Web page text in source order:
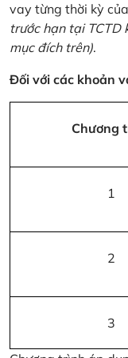
vay từng thời kỳ
trước hạn tại TCTD
mục đích trên).
Đối với các khoản
Chương
1
2
3